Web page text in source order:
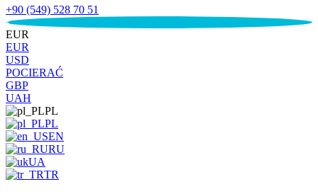
+90 (549) 528 70 51
€
EUR
EUR
USD
POCIERAĆ
GBP
UAH
PL
PL
EN
RU
UA
TR